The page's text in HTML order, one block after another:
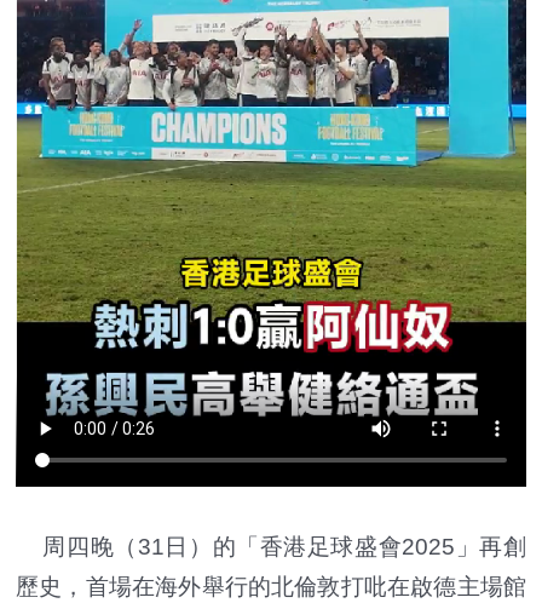
周四晚（31日）的「香港足球盛會2025」再創
歷史，首場在海外舉行的北倫敦打吡在啟德主場館